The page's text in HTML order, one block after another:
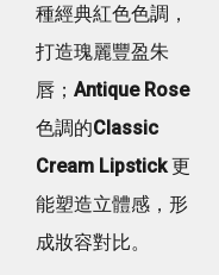
種經典紅色色調，
打造瑰麗豐盈朱
唇； Antique Rose
色調的Classic
Cream Lipstick更
能塑造立體感，形
成妝容對比。